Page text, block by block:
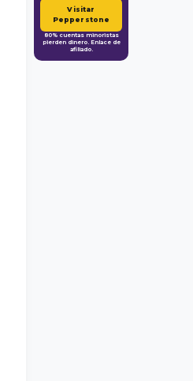
Visitar
Pepperstone
80% cuentas minoristas
pierden dinero. Enlace de
afiliado.